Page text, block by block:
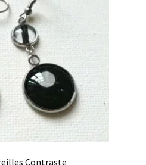
Contraste